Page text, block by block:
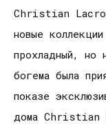
Christian
новые
прохладный, но
богема была
показе
дома Christian